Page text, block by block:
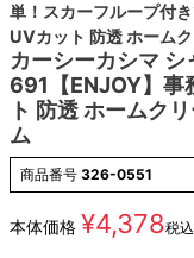
単！スカーフループ付
UVカット 防透 ホーム
カーシーカシマ
691【ENJOY】事
ト 防透 ホームク
ム
商品番号 326-0551
本体価格 ¥4,378税込